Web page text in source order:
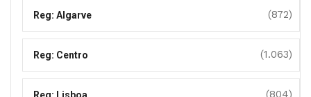
Reg: Algarve (872)
Reg: Centro (1.063)
(804)